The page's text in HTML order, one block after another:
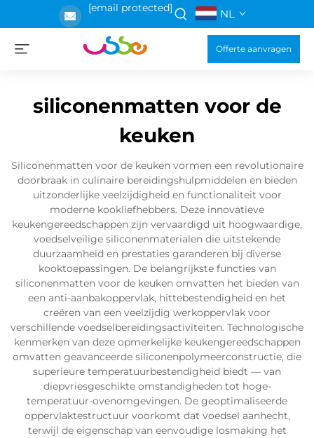
[email protected] NL
Offerte aanvragen
siliconenmatten voor de
keuken
Siliconenmatten voor de keuken vormen een revolutionaire
doorbraak in culinaire bereidingshulpmiddelen en bieden
uitzonderlijke veelzijdigheid en functionaliteit voor
moderne kookliefhebbers. Deze innovatieve
keukengereedschappen zijn vervaardigd uit hoogwaardige,
voedselveilige siliconenmaterialen die uitstekende
duurzaamheid en prestaties garanderen bij diverse
kooktoepassingen. De belangrijkste functies van
siliconenmatten voor de keuken omvatten het bieden van
een anti-aanbakoppervlak, hittebestendigheid en het
creëren van een veelzijdig werkoppervlak voor
verschillende voedselbereidingsactiviteiten. Technologische
kenmerken van deze opmerkelijke keukengereedschappen
omvatten geavanceerde siliconenpolymeerconstructie, die
superieure temperatuurbestendigheid biedt — van
diepvriesgeschikte omstandigheden tot hoge-
temperatuur-ovenomgevingen. De geoptimaliseerde
oppervlaktestructuur voorkomt dat voedsel aanhecht,
terwijl de eigenschap van eenvoudige losmaking het